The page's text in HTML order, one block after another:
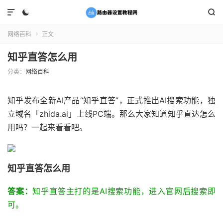
 

网络百科  正文
知乎直答怎么用
分类： 网络百科
知乎发布全新AI产品“知乎直答”，正式推出AI搜索功能，独
立域名「zhida.ai」上线PC端。那么大家知道知乎直达怎么
用吗？一起来看看吧。
知乎直答怎么用
答案：知乎直答主打的是AI搜索功能，进入官网后搜索即
可。